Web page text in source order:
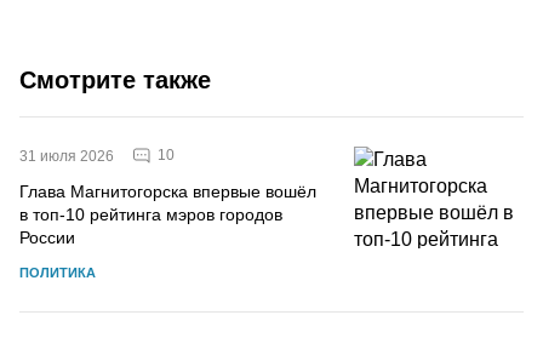
Смотрите также
31 июля 2026 10
Глава Магнитогорска впервые вошёл
в топ-10 рейтинга мэров городов
России
ПОЛИТИКА